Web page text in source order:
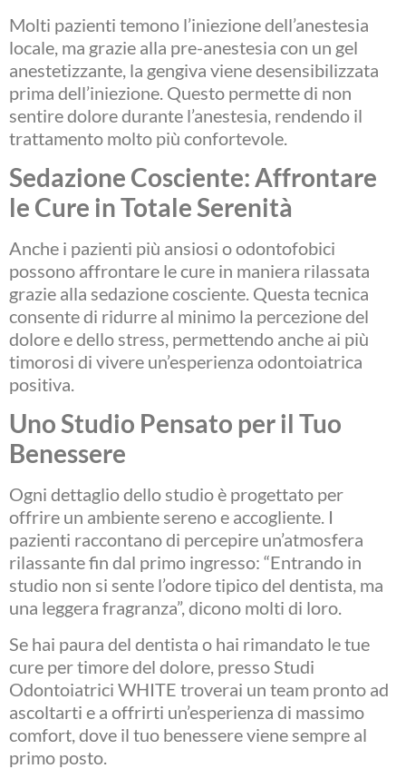
Molti pazienti temono l’iniezione dell’anestesia
locale, ma grazie alla pre-anestesia con un gel
anestetizzante, la gengiva viene desensibilizzata
prima dell’iniezione. Questo permette di non
sentire dolore durante l’anestesia, rendendo il
trattamento molto più confortevole.
Sedazione Cosciente: Affrontare
le Cure in Totale Serenità
Anche i pazienti più ansiosi o odontofobici
possono affrontare le cure in maniera rilassata
grazie alla sedazione cosciente. Questa tecnica
consente di ridurre al minimo la percezione del
dolore e dello stress, permettendo anche ai più
timorosi di vivere un’esperienza odontoiatrica
positiva.
Uno Studio Pensato per il Tuo
Benessere
Ogni dettaglio dello studio è progettato per
offrire un ambiente sereno e accogliente. I
pazienti raccontano di percepire un’atmosfera
rilassante fin dal primo ingresso: “Entrando in
studio non si sente l’odore tipico del dentista, ma
una leggera fragranza”, dicono molti di loro.
Se hai paura del dentista o hai rimandato le tue
cure per timore del dolore, presso Studi
Odontoiatrici WHITE troverai un team pronto ad
ascoltarti e a offrirti un’esperienza di massimo
comfort, dove il tuo benessere viene sempre al
primo posto.